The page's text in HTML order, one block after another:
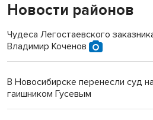
Новости районов
Чудеса Легостаевского
Владимир Коченов
В Новосибирске перенесли суд
гаишником Гусевым